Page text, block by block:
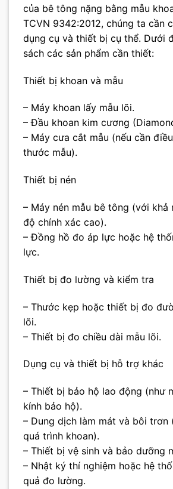
của bê tông nặng bằng mẫu
TCVN 9342:2012, chúng ta cần
dụng cụ và thiết bị cụ thể. Dưới
sách các sản phẩm cần thiết:
Thiết bị khoan và mẫu
– Máy khoan lấy mẫu lõi.
– Đầu khoan kim cương
– Máy cưa cắt mẫu (nếu cần
thước mẫu).
Thiết bị nén
– Máy nén mẫu bê tông (với khả
độ chính xác cao).
– Đồng hồ đo áp lực hoặc hệ
lực.
Thiết bị đo lường và kiểm tra
– Thước kẹp hoặc thiết bị đo
lõi.
– Thiết bị đo chiều dài mẫu lõi.
Dụng cụ và thiết bị hỗ trợ khác
– Thiết bị bảo hộ lao động (như
kính bảo hộ).
– Dung dịch làm mát và bôi trơn
quá trình khoan).
– Thiết bị vệ sinh và bảo dưỡng
– Nhật ký thí nghiệm hoặc hệ
quả đo lường.